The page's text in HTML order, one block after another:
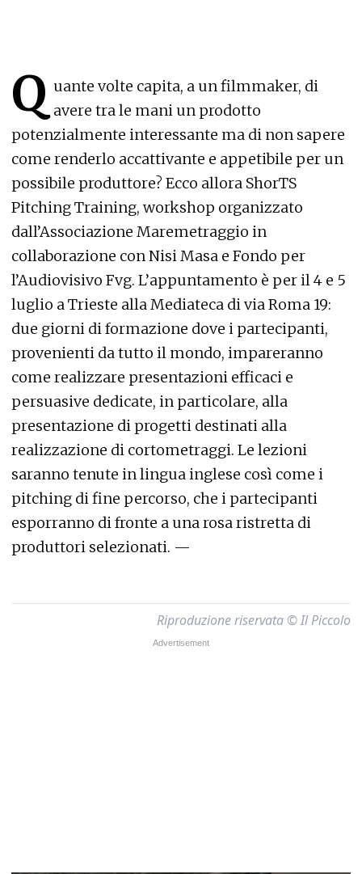
Q uante volte capita, a un filmmaker, di
avere tra le mani un prodotto
potenzialmente interessante ma di non sapere
come renderlo accattivante e appetibile per un
possibile produttore? Ecco allora ShorTS
Pitching Training, workshop organizzato
dall’Associazione Maremetraggio in
collaborazione con Nisi Masa e Fondo per
l’Audiovisivo Fvg. L’appuntamento è per il 4 e 5
luglio a Trieste alla Mediateca di via Roma 19:
due giorni di formazione dove i partecipanti,
provenienti da tutto il mondo, impareranno
come realizzare presentazioni efficaci e
persuasive dedicate, in particolare, alla
presentazione di progetti destinati alla
realizzazione di cortometraggi. Le lezioni
saranno tenute in lingua inglese così come i
pitching di fine percorso, che i partecipanti
esporranno di fronte a una rosa ristretta di
produttori selezionati. —
Riproduzione riservata © Il Piccolo